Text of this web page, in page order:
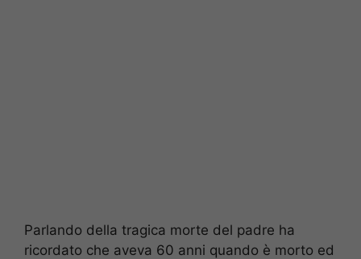
Parlando della tragica morte del padre ha
ricordato che aveva 60 anni quando è morto ed